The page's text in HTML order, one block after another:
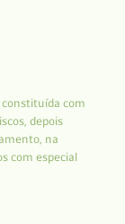
constituída com
depois
na
com especial